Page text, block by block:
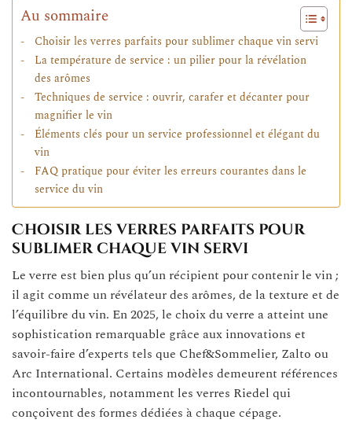
Au sommaire
Choisir les verres parfaits pour sublimer chaque vin servi
La température de service : un pilier pour la révélation
des arômes
Techniques de service : ouvrir, carafer et décanter pour
magnifier le vin
Éléments clés pour un service professionnel et élégant du
vin
FAQ pratique pour éviter les erreurs courantes dans le
service du vin
Choisir les verres parfaits pour
sublimer chaque vin servi
Le verre est bien plus qu’un récipient pour contenir le vin ;
il agit comme un révélateur des arômes, de la texture et de
l’équilibre du vin. En 2025, le choix du verre a atteint une
sophistication remarquable grâce aux innovations et
savoir-faire d’experts tels que Chef&Sommelier, Zalto ou
Arc International. Certains modèles demeurent références
incontournables, notamment les verres Riedel qui
conçoivent des formes dédiées à chaque cépage.